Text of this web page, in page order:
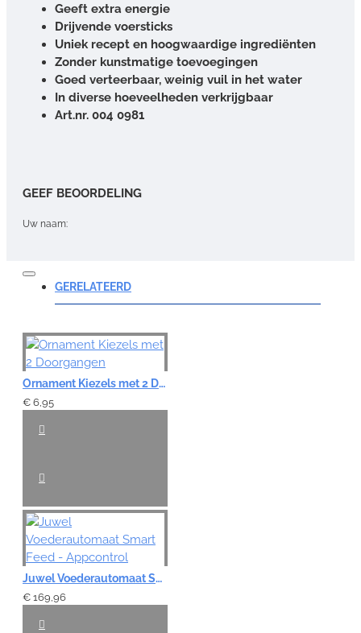
Geeft extra energie
Drijvende voersticks
Uniek recept en hoogwaardige ingrediënten
Zonder kunstmatige toevoegingen
Goed verteerbaar, weinig vuil in het water
In diverse hoeveelheden verkrijgbaar
Art.nr. 004 0981
GEEF BEOORDELING
Uw naam:
Opmerking:
Note:HTML-code wordt niet vertaald!
Waardering:
GERELATEERD
Ornament Kiezels met 2 Doorgangen
€ 6,95
Juwel Voederautomaat Smart Feed - Appcontrol
€ 169,96